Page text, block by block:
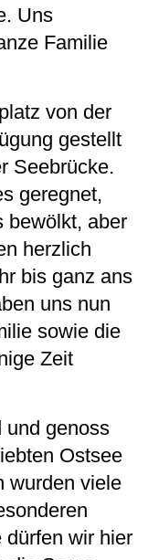
Uns
Familie
von der
gestellt
Seebrücke.
geregnet,
bewölkt, aber
herzlich
bis ganz ans
uns nun
sowie die
Zeit
und genoss
Ostsee
wurden viele
dürfen wir hier